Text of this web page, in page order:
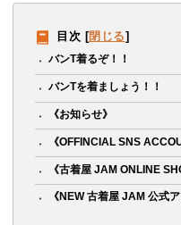
目次 [閉じる]
バンT着るぞ！！
バンTを着ましょう！！
《お知らせ》
《OFFINCIAL SNS
《古着屋 JAM ONLINE
《NEW 古着屋 JAM 公式ア